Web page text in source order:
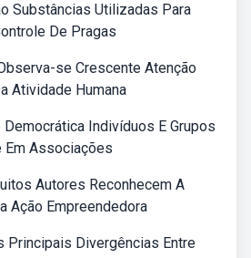
Substâncias Utilizadas Para
De Pragas
se Crescente Atenção
Atividade Humana
Democrática Indivíduos E Grupos
Em Associações
Autores Reconhecem A
Ação Empreendedora
Principais Divergências Entre